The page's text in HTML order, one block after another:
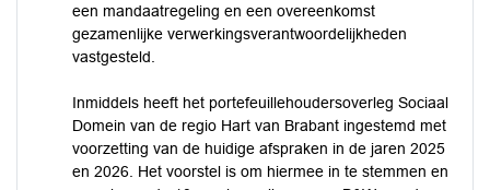
een mandaatregeling en een overeenkomst
gezamenlijke verwerkingsverantwoordelijkheden
vastgesteld.
Inmiddels heeft het portefeuillehoudersoverleg Sociaal
Domein van de regio Hart van Brabant ingestemd met
voorzetting van de huidige afspraken in de jaren 2025
en 2026. Het voorstel is om hiermee in te stemmen en